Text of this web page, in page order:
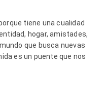
tiene una cualidad
hogar, amistades,
que busca nuevas
es un puente que nos